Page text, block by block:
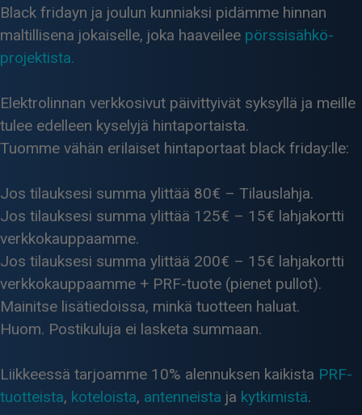
Black fridayn ja joulun kunniaksi pidämme hinnan
maltillisena jokaiselle, joka haaveilee pörssisähkö-
projektista.
Elektrolinnan verkkosivut päivittyivät syksyllä ja meille
tulee edelleen kyselyjä hintaportaista.
Tuomme vähän erilaiset hintaportaat black friday:lle:
Jos tilauksesi summa ylittää 80€ – Tilauslahja.
Jos tilauksesi summa ylittää 125€ – 15€ lahjakortti
verkkokauppaamme.
Jos tilauksesi summa ylittää 200€ – 15€ lahjakortti
verkkokauppaamme + PRF-tuote (pienet pullot).
Mainitse lisätiedoissa, minkä tuotteen haluat.
Huom. Postikuluja ei lasketa summaan.
Liikkeessä tarjoamme 10% alennuksen kaikista PRF-
tuotteista, koteloista, antenneista ja kytkimistä.